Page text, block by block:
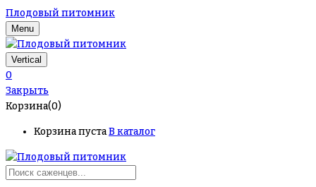
Плодовый питомник
Menu
Vertical
0
Закрыть
Корзина(0)
Корзина пустаВ каталог